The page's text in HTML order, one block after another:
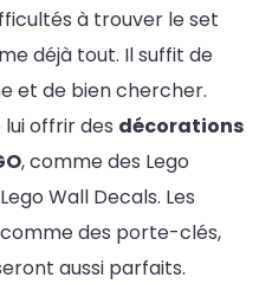
à trouver le set
déjà tout. Il suffit de
et de bien chercher.
offrir des décorations
, comme des Lego
Wall Decals. Les
des porte-clés,
aussi parfaits.